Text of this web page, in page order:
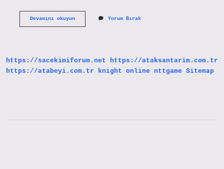
Devamını okuyunİThaf
Yorum Bırak
https://sacekimiforum.net
https://ataksantarim.com.tr
https://atabeyi.com.tr
knight online nttgame Sitemap